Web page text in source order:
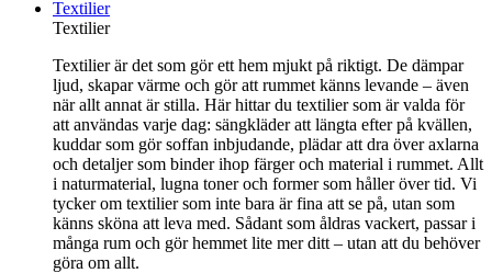
Textilier
Textilier
Textilier är det som gör ett hem mjukt på riktigt. De dämpar
ljud, skapar värme och gör att rummet känns levande – även
när allt annat är stilla. Här hittar du textilier som är valda för
att användas varje dag: sängkläder att längta efter på kvällen,
kuddar som gör soffan inbjudande, plädar att dra över axlarna
och detaljer som binder ihop färger och material i rummet. Allt
i naturmaterial, lugna toner och former som håller över tid. Vi
tycker om textilier som inte bara är fina att se på, utan som
känns sköna att leva med. Sådant som åldras vackert, passar i
många rum och gör hemmet lite mer ditt – utan att du behöver
göra om allt.